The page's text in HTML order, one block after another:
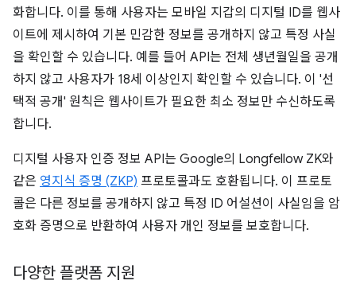
화합니다. 이를 통해 사용자는 모바일 지갑의 디지털 ID를 웹사
이트에 제시하여 기본 민감한 정보를 공개하지 않고 특정 사실
을 확인할 수 있습니다. 예를 들어 API는 전체 생년월일을 공개
하지 않고 사용자가 18세 이상인지 확인할 수 있습니다. 이 '선
택적 공개' 원칙은 웹사이트가 필요한 최소 정보만 수신하도록
합니다.
디지털 사용자 인증 정보 API는 Google의 Longfellow ZK와
같은 영지식 증명 (ZKP) 프로토콜과도 호환됩니다. 이 프로토
콜은 다른 정보를 공개하지 않고 특정 ID 어설션이 사실임을 암
호화 증명으로 반환하여 사용자 개인 정보를 보호합니다.
다양한 플랫폼 지원